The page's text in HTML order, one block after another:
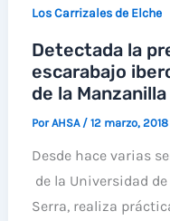
EN
LOS
CARRIZALES
Los Carrizales de Elche
Detectada la
escarabajo
de la Manzanilla
PorAHSA / 12 marzo, 2018
Desde hace varias
de la Universidad
Serra, realiza